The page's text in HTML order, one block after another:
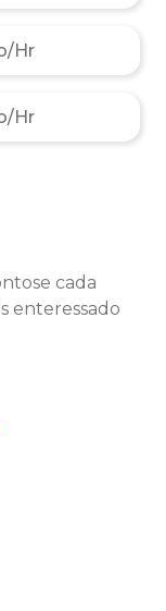
Hr
Hr
cada
enteressado